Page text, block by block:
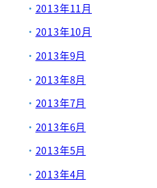
2013年11月
2013年10月
2013年9月
2013年8月
2013年7月
2013年6月
2013年5月
2013年4月